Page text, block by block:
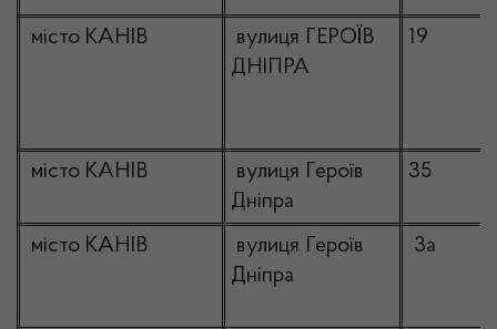
місто КАНІВ
вулиця ГЕРОЇВ
ДНІПРА
19
місто КАНІВ
вулиця Героїв
Дніпра
35
місто КАНІВ
вулиця Героїв
Дніпра
3а